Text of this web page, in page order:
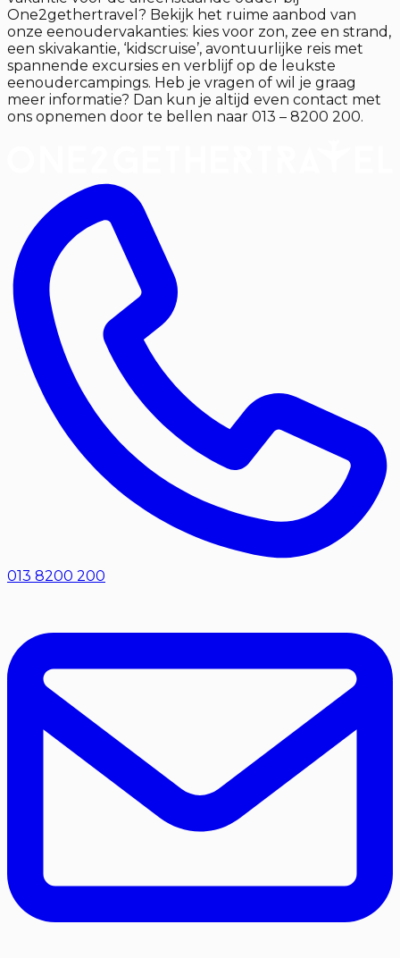
One2gethertravel? Bekijk het ruime aanbod van
onze eenoudervakanties: kies voor zon, zee en strand,
een skivakantie, ‘kidscruise’, avontuurlijke reis met
spannende excursies en verblijf op de leukste
eenoudercampings. Heb je vragen of wil je graag
meer informatie? Dan kun je altijd even contact met
ons opnemen door te bellen naar 013 – 8200 200.
013 8200 200